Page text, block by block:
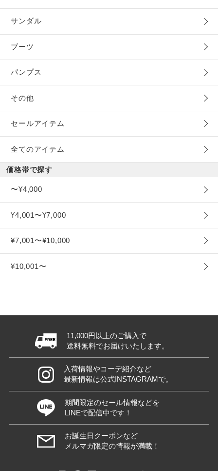
サンダル
ブーツ
パンプス
その他
セールアイテム
全てのアイテム
価格帯で探す
〜¥4,000
¥4,001〜¥7,000
¥7,001〜¥10,000
¥10,001〜
11,000円以上のご購入で
送料無料でお届けいたします。
入荷情報やコーデ紹介など
最新情報は公式INSTAGRAMで。
期間限定のセール情報などを
LINEで配信中です！
お誕生日クーポンなど
メルマガ限定の情報が満載！